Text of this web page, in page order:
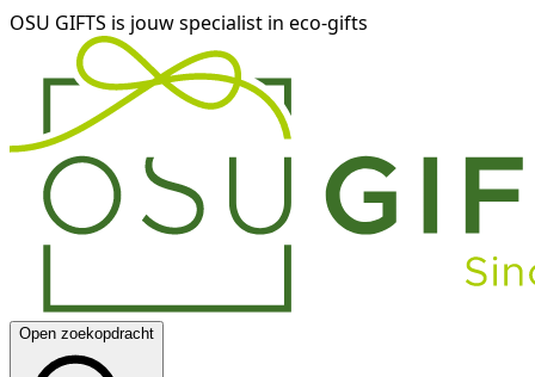
OSU GIFTS is jouw specialist in eco-gifts
Open zoekopdracht